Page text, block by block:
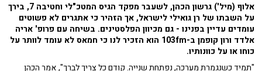
אלוף (מיל') גרשון הכהן, לשעבר מפקד הגיס המטכ"לי וחטיבה 7, בירך
על השבתו של רן גואילי לישראל, אך הזהיר כי אתגרים לא פשוטים
עומדים עדיין בפנינו - גם מכיוון הפלסטינים. בשיחה עם פרופ' אריה
אלדד ורון קופמן ב-103fm הוא הזכיר לנו כי חמאס לא עומד לוותר על
כוחו או על כוונותיו.
"תמיד כשנגמרת מערכה, נפתחת שנייה. קודם כל צריך לברך", אמר הכהן